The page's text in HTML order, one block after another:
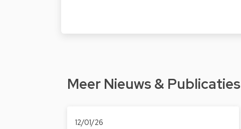
Meer Nieuws & Publicaties
12/01/26